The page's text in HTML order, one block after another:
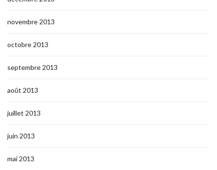
novembre 2013
octobre 2013
septembre 2013
août 2013
juillet 2013
juin 2013
mai 2013